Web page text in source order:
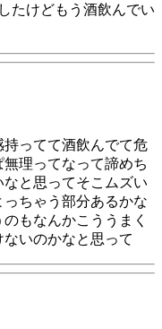
たけどもう酒飲んでい
ってて酒飲んでて危
理ってなって諦めち
と思ってそこムズい
ちゃう部分あるかな
もなんかこううまく
いのかなと思って